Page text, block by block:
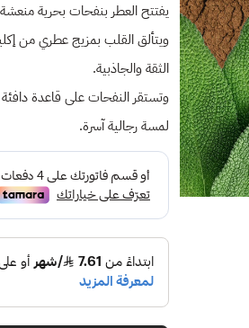
يفتتح العطر بنفحات بحرية
ويتألق القلب بمزيج عطري من
الثقة والجاذبية.
وتستقر النفحات على قاعدة دافئة
لمسة رجالية آسرة.